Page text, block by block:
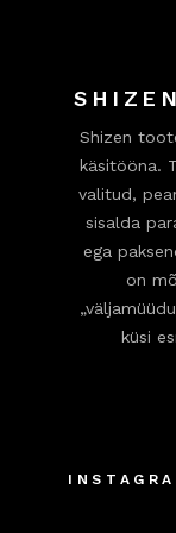
Shizen
käsitööna.
valitud,
sisalda
ega
on
küsi